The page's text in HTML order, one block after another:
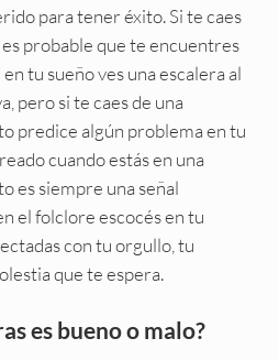
para tener éxito. Si te caes
probable que te encuentres
tu sueño ves una escalera al
pero si te caes de una
predice algún problema en tu
cuando estás en una
es siempre una señal
el folclore escocés en tu
con tu orgullo, tu
que te espera.
es bueno o malo?